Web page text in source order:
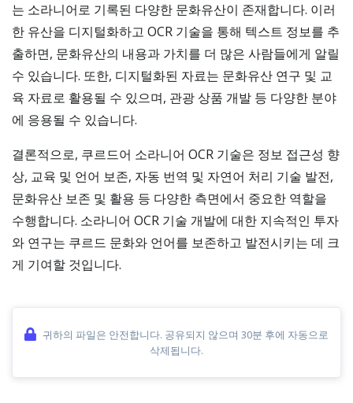
는 소라니어로 기록된 다양한 문화유산이 존재합니다. 이러
한 유산을 디지털화하고 OCR 기술을 통해 텍스트 정보를 추
출하면, 문화유산의 내용과 가치를 더 많은 사람들에게 알릴
수 있습니다. 또한, 디지털화된 자료는 문화유산 연구 및 교
육 자료로 활용될 수 있으며, 관광 상품 개발 등 다양한 분야
에 응용될 수 있습니다.
결론적으로, 쿠르드어 소라니어 OCR 기술은 정보 접근성 향
상, 교육 및 언어 보존, 자동 번역 및 자연어 처리 기술 발전,
문화유산 보존 및 활용 등 다양한 측면에서 중요한 역할을
수행합니다. 소라니어 OCR 기술 개발에 대한 지속적인 투자
와 연구는 쿠르드 문화와 언어를 보존하고 발전시키는 데 크
게 기여할 것입니다.
귀하의 파일은 안전합니다. 공유되지 않으며 30분 후에 자동으로
삭제됩니다.